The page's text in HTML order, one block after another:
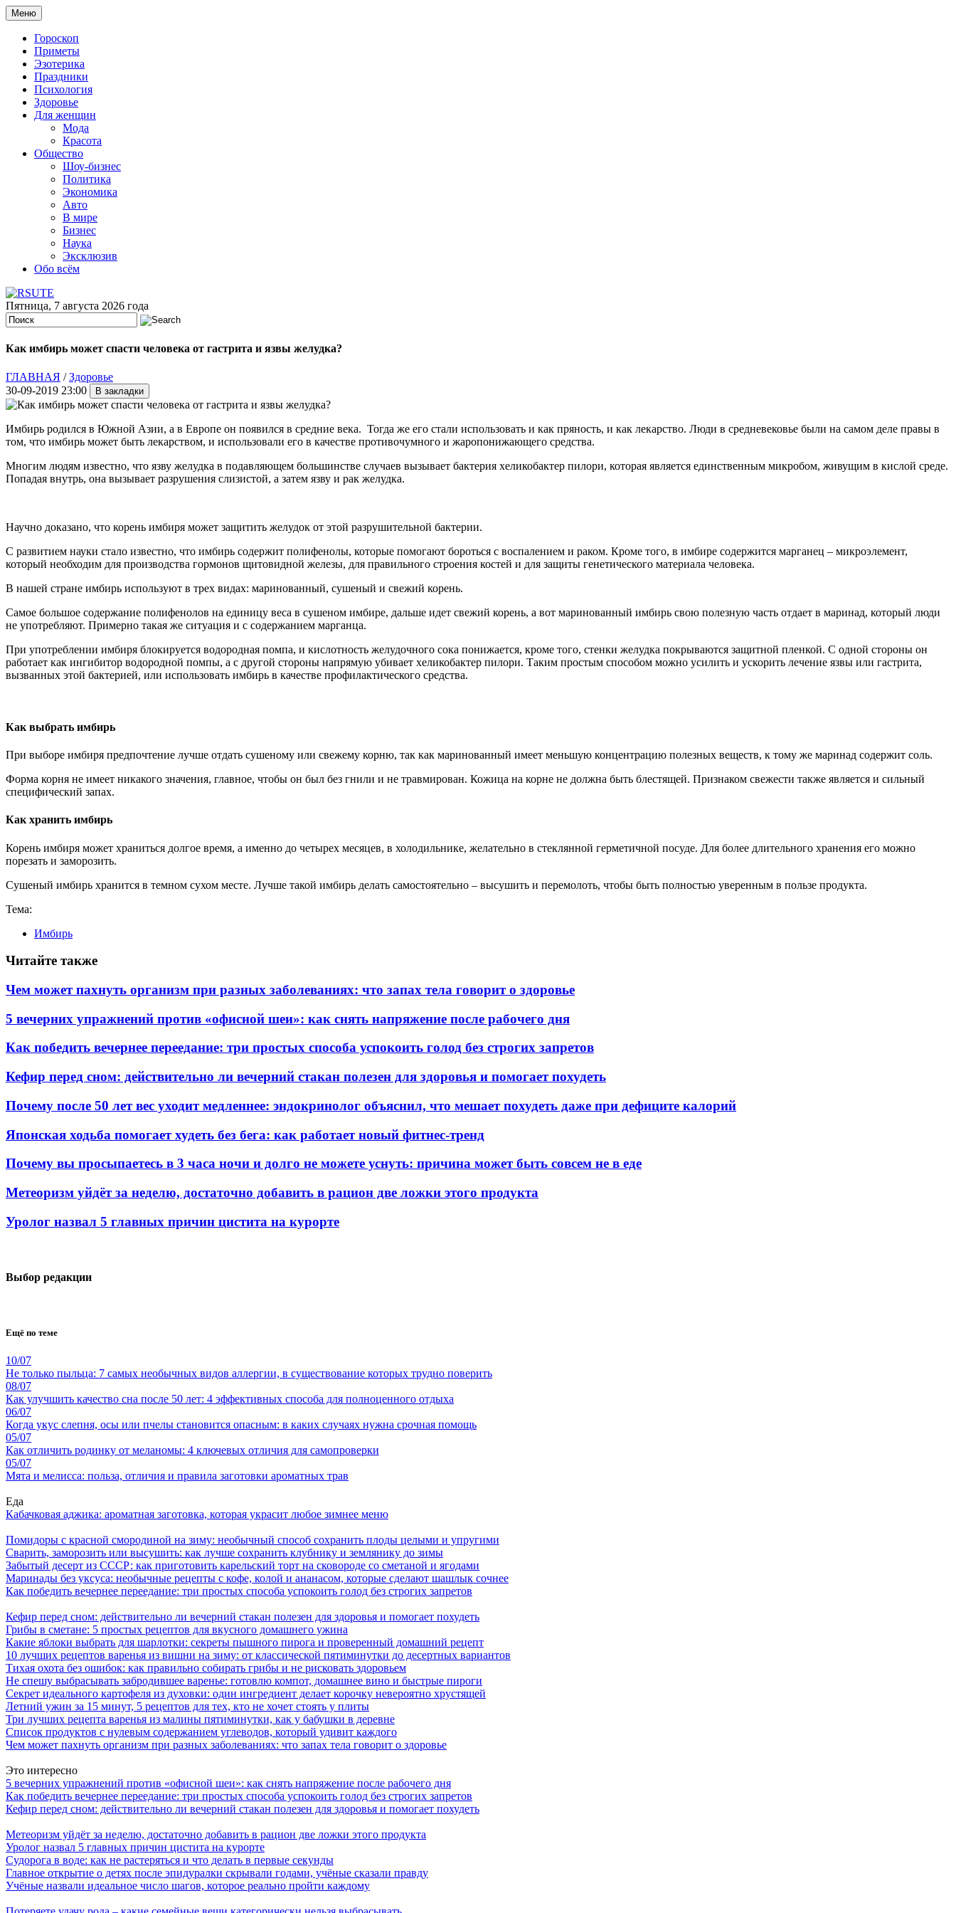
Меню
Гороскоп
Приметы
Эзотерика
Праздники
Психология
Здоровье
Для женщин
Мода
Красота
Общество
Шоу-бизнес
Политика
Экономика
Авто
В мире
Бизнес
Наука
Эксклюзив
Обо всём
Пятница, 7 августа 2026 года
Как имбирь может спасти человека от гастрита и язвы желудка?
ГЛАВНАЯ /Здоровье
30-09-2019 23:00
Имбирь родился в Южной Азии, а в Европе он появился в средние века. Тогда же его стали использовать и как пряность, и как лекарство. Люди в средневековье были на самом деле правы в
том, что имбирь может быть лекарством, и использовали его в качестве противочумного и жаропонижающего средства.
Многим людям известно, что язву желудка в подавляющем большинстве случаев вызывает бактерия хеликобактер пилори, которая является единственным микробом, живущим в кислой среде.
Попадая внутрь, она вызывает разрушения слизистой, а затем язву и рак желудка.
Научно доказано, что корень имбиря может защитить желудок от этой разрушительной бактерии.
С развитием науки стало известно, что имбирь содержит полифенолы, которые помогают бороться с воспалением и раком. Кроме того, в имбире содержится марганец – микроэлемент,
который необходим для производства гормонов щитовидной железы, для правильного строения костей и для защиты генетического материала человека.
В нашей стране имбирь используют в трех видах: маринованный, сушеный и свежий корень.
Самое большое содержание полифенолов на единицу веса в сушеном имбире, дальше идет свежий корень, а вот маринованный имбирь свою полезную часть отдает в маринад, который люди
не употребляют. Примерно такая же ситуация и с содержанием марганца.
При употреблении имбиря блокируется водородная помпа, и кислотность желудочного сока понижается, кроме того, стенки желудка покрываются защитной пленкой. С одной стороны он
работает как ингибитор водородной помпы, а с другой стороны напрямую убивает хеликобактер пилори. Таким простым способом можно усилить и ускорить лечение язвы или гастрита,
вызванных этой бактерией, или использовать имбирь в качестве профилактического средства.
Как выбрать имбирь
При выборе имбиря предпочтение лучше отдать сушеному или свежему корню, так как маринованный имеет меньшую концентрацию полезных веществ, к тому же маринад содержит соль.
Форма корня не имеет никакого значения, главное, чтобы он был без гнили и не травмирован. Кожица на корне не должна быть блестящей. Признаком свежести также является и сильный
специфический запах.
Как хранить имбирь
Корень имбиря может храниться долгое время, а именно до четырех месяцев, в холодильнике, желательно в стеклянной герметичной посуде. Для более длительного хранения его можно
порезать и заморозить.
Сушеный имбирь хранится в темном сухом месте. Лучше такой имбирь делать самостоятельно – высушить и перемолоть, чтобы быть полностью уверенным в пользе продукта.
Тема:
Имбирь
Читайте также
Чем может пахнуть организм при разных заболеваниях: что запах тела говорит о здоровье
5 вечерних упражнений против «офисной шеи»: как снять напряжение после рабочего дня
Как победить вечернее переедание: три простых способа успокоить голод без строгих запретов
Кефир перед сном: действительно ли вечерний стакан полезен для здоровья и помогает похудеть
Почему после 50 лет вес уходит медленнее: эндокринолог объяснил, что мешает похудеть даже при дефиците калорий
Японская ходьба помогает худеть без бега: как работает новый фитнес-тренд
Почему вы просыпаетесь в 3 часа ночи и долго не можете уснуть: причина может быть совсем не в еде
Метеоризм уйдёт за неделю, достаточно добавить в рацион две ложки этого продукта
Уролог назвал 5 главных причин цистита на курорте
Выбор редакции
Ещё по теме
10/07
Не только пыльца: 7 самых необычных видов аллергии, в существование которых трудно поверить
08/07
Как улучшить качество сна после 50 лет: 4 эффективных способа для полноценного отдыха
06/07
Когда укус слепня, осы или пчелы становится опасным: в каких случаях нужна срочная помощь
05/07
Как отличить родинку от меланомы: 4 ключевых отличия для самопроверки
05/07
Мята и мелисса: польза, отличия и правила заготовки ароматных трав
Еда
Кабачковая аджика: ароматная заготовка, которая украсит любое зимнее меню
Помидоры с красной смородиной на зиму: необычный способ сохранить плоды целыми и упругими
Сварить, заморозить или высушить: как лучше сохранить клубнику и землянику до зимы
Забытый десерт из СССР: как приготовить карельский торт на сковороде со сметаной и ягодами
Маринады без уксуса: необычные рецепты с кофе, колой и ананасом, которые сделают шашлык сочнее
Как победить вечернее переедание: три простых способа успокоить голод без строгих запретов
Кефир перед сном: действительно ли вечерний стакан полезен для здоровья и помогает похудеть
Грибы в сметане: 5 простых рецептов для вкусного домашнего ужина
Какие яблоки выбрать для шарлотки: секреты пышного пирога и проверенный домашний рецепт
10 лучших рецептов варенья из вишни на зиму: от классической пятиминутки до десертных вариантов
Тихая охота без ошибок: как правильно собирать грибы и не рисковать здоровьем
Не спешу выбрасывать забродившее варенье: готовлю компот, домашнее вино и быстрые пироги
Секрет идеального картофеля из духовки: один ингредиент делает корочку невероятно хрустящей
Летний ужин за 15 минут, 5 рецептов для тех, кто не хочет стоять у плиты
Три лучших рецепта варенья из малины пятиминутки, как у бабушки в деревне
Список продуктов с нулевым содержанием углеводов, который удивит каждого
Чем может пахнуть организм при разных заболеваниях: что запах тела говорит о здоровье
Это интересно
5 вечерних упражнений против «офисной шеи»: как снять напряжение после рабочего дня
Как победить вечернее переедание: три простых способа успокоить голод без строгих запретов
Кефир перед сном: действительно ли вечерний стакан полезен для здоровья и помогает похудеть
Метеоризм уйдёт за неделю, достаточно добавить в рацион две ложки этого продукта
Уролог назвал 5 главных причин цистита на курорте
Судорога в воде: как не растеряться и что делать в первые секунды
Главное открытие о детях после эпидуралки скрывали годами, учёные сказали правду
Учёные назвали идеальное число шагов, которое реально пройти каждому